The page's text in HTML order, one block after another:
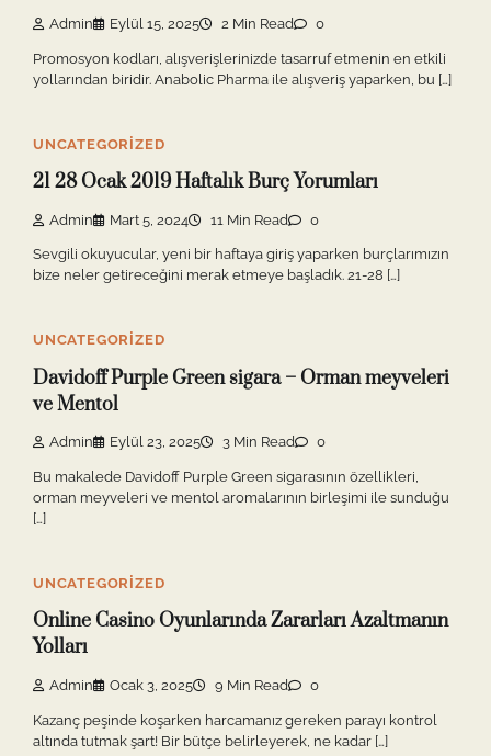
Admin Eylül 15, 2025 2 Min Read 0
Promosyon kodları, alışverişlerinizde tasarruf etmenin en etkili
yollarından biridir. Anabolic Pharma ile alışveriş yaparken, bu […]
UNCATEGORIZED
21 28 Ocak 2019 Haftalık Burç Yorumları
Admin Mart 5, 2024 11 Min Read 0
Sevgili okuyucular, yeni bir haftaya giriş yaparken burçlarımızın
bize neler getireceğini merak etmeye başladık. 21-28 […]
UNCATEGORIZED
Davidoff Purple Green sigara – Orman meyveleri
ve Mentol
Admin Eylül 23, 2025 3 Min Read 0
Bu makalede Davidoff Purple Green sigarasının özellikleri,
orman meyveleri ve mentol aromalarının birleşimi ile sunduğu
[…]
UNCATEGORIZED
Online Casino Oyunlarında Zararları Azaltmanın
Yolları
Admin Ocak 3, 2025 9 Min Read 0
Kazanç peşinde koşarken harcamanız gereken parayı kontrol
altında tutmak şart! Bir bütçe belirleyerek, ne kadar […]